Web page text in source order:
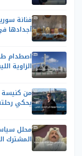
فنانة
أجدادها
اصطدام
الزاوية
من كنيسة
يحكي
محلل
المشترك